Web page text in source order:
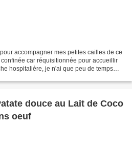
accompagner mes petites cailles de ce
car réquisitionnée pour accueillir
hospitalière, je n'ai que peu de temps
douce au Lait de Coco
oeuf